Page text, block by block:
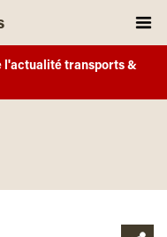
l'actualité transports &